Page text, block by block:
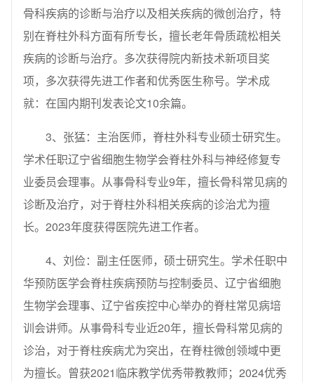
骨科疾病的诊断与治疗以及相关疾病的微创治疗，特
别在脊柱外科方面有所专长，擅长老年骨质疏松相关
疾病的诊断与治疗。多次获得院内新技术新项目奖
项，多次获得先进工作者和优秀医生称号。学术成
就：在国内期刊发表论文10余篇。
3、张猛：主治医师，脊柱外科专业硕士研究生。
学术任职辽宁省细胞生物学会脊柱外科与神经修复专
业委员会理事。从事骨科专业9年，擅长骨科常见病的
诊断及治疗，对于脊柱外科相关疾病的诊治尤为擅
长。2023年度获得医院先进工作者。
4、刘俭：副主任医师，硕士研究生。学术任职中
华预防医学会脊柱疾病预防与控制委员、辽宁省细胞
生物学会理事、辽宁省疾控中心举办的脊柱常见病培
训会讲师。从事骨科专业近20年，擅长骨科常见病的
诊治，对于脊柱疾病尤为突出，在脊柱微创领域中更
为擅长。曾获2021临床教学优秀带教教师；2024优秀